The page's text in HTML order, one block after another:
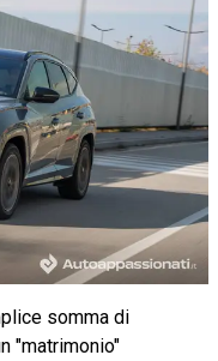
somma di
"matrimonio"